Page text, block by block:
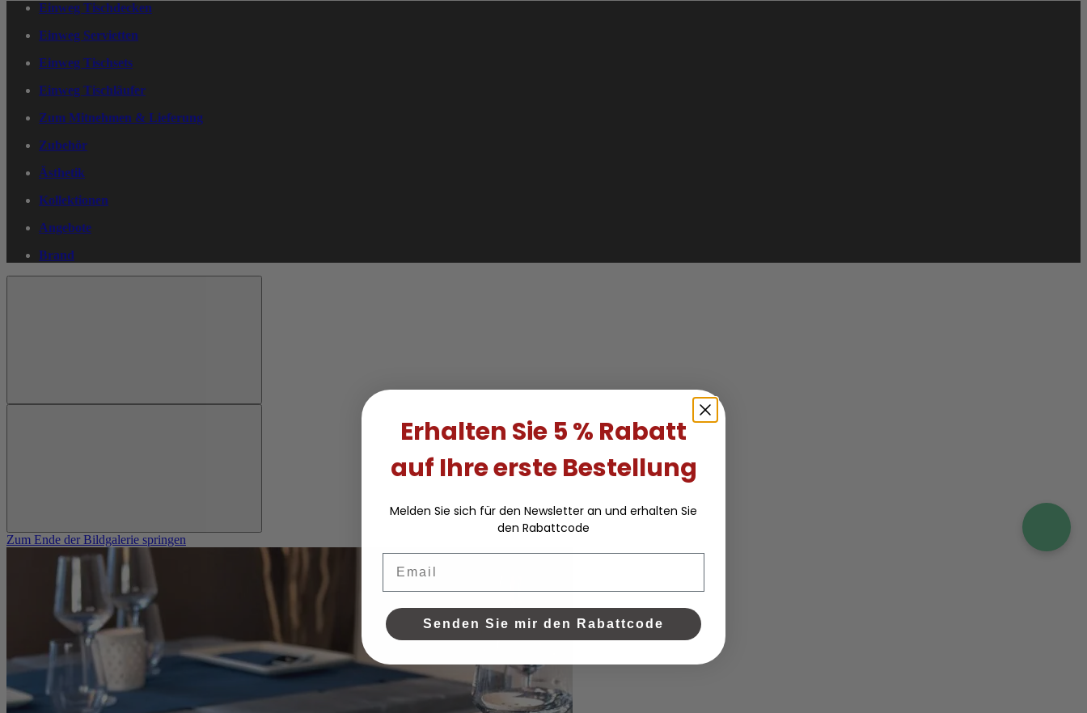
Einweg Tischdecken
Einweg Servietten
Einweg Tischsets
Einweg Tischläufer
Zum Mitnehmen & Lieferung
Zubehör
Ästhetik
Kollektionen
Angebote
Brand
Zum Ende der Bildgalerie springen
Erhalten Sie 5 % Rabatt
auf Ihre erste Bestellung
Melden Sie sich für den Newsletter an und erhalten Sie
den Rabattcode
Senden Sie mir den Rabattcode